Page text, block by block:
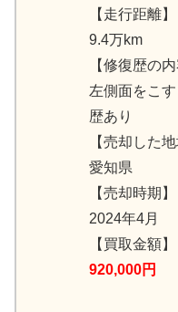
【走行距離】
9.4万km
【修復歴の内
左側面をこ
歴あり
【売却した地
愛知県
【売却時期】
2024年4月
【買取金額】
920,000円